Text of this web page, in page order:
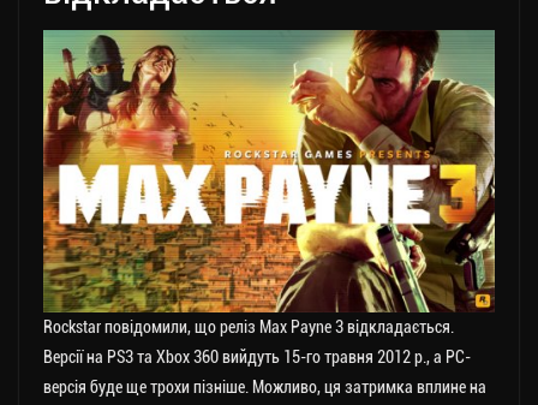
Rockstar повідомили, що реліз Max Payne 3 відкладається.
Версії на PS3 та Xbox 360 вийдуть 15-го травня 2012 р., а РС-
версія буде ще трохи пізніше. Можливо, ця затримка вплине на